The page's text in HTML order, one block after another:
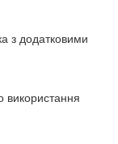
з додатковими
використання